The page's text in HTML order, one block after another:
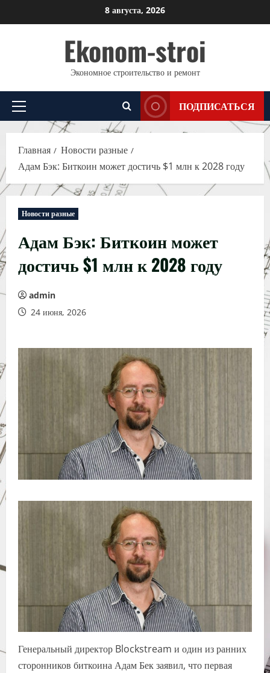
к
8 августа, 2026
Ekonom-stroi
Экономное строительство и ремонт
Основное
меню
ПОДПИСАТЬСЯ
Главная
Новости разные
Адам Бэк: Биткоин может достичь $1 млн к 2028 году
Новости разные
Адам Бэк: Биткоин может
достичь $1 млн к 2028 году
admin
24 июня, 2026
Генеральный директор Blockstream и один из ранних
сторонников биткоина Адам Бек заявил, что первая